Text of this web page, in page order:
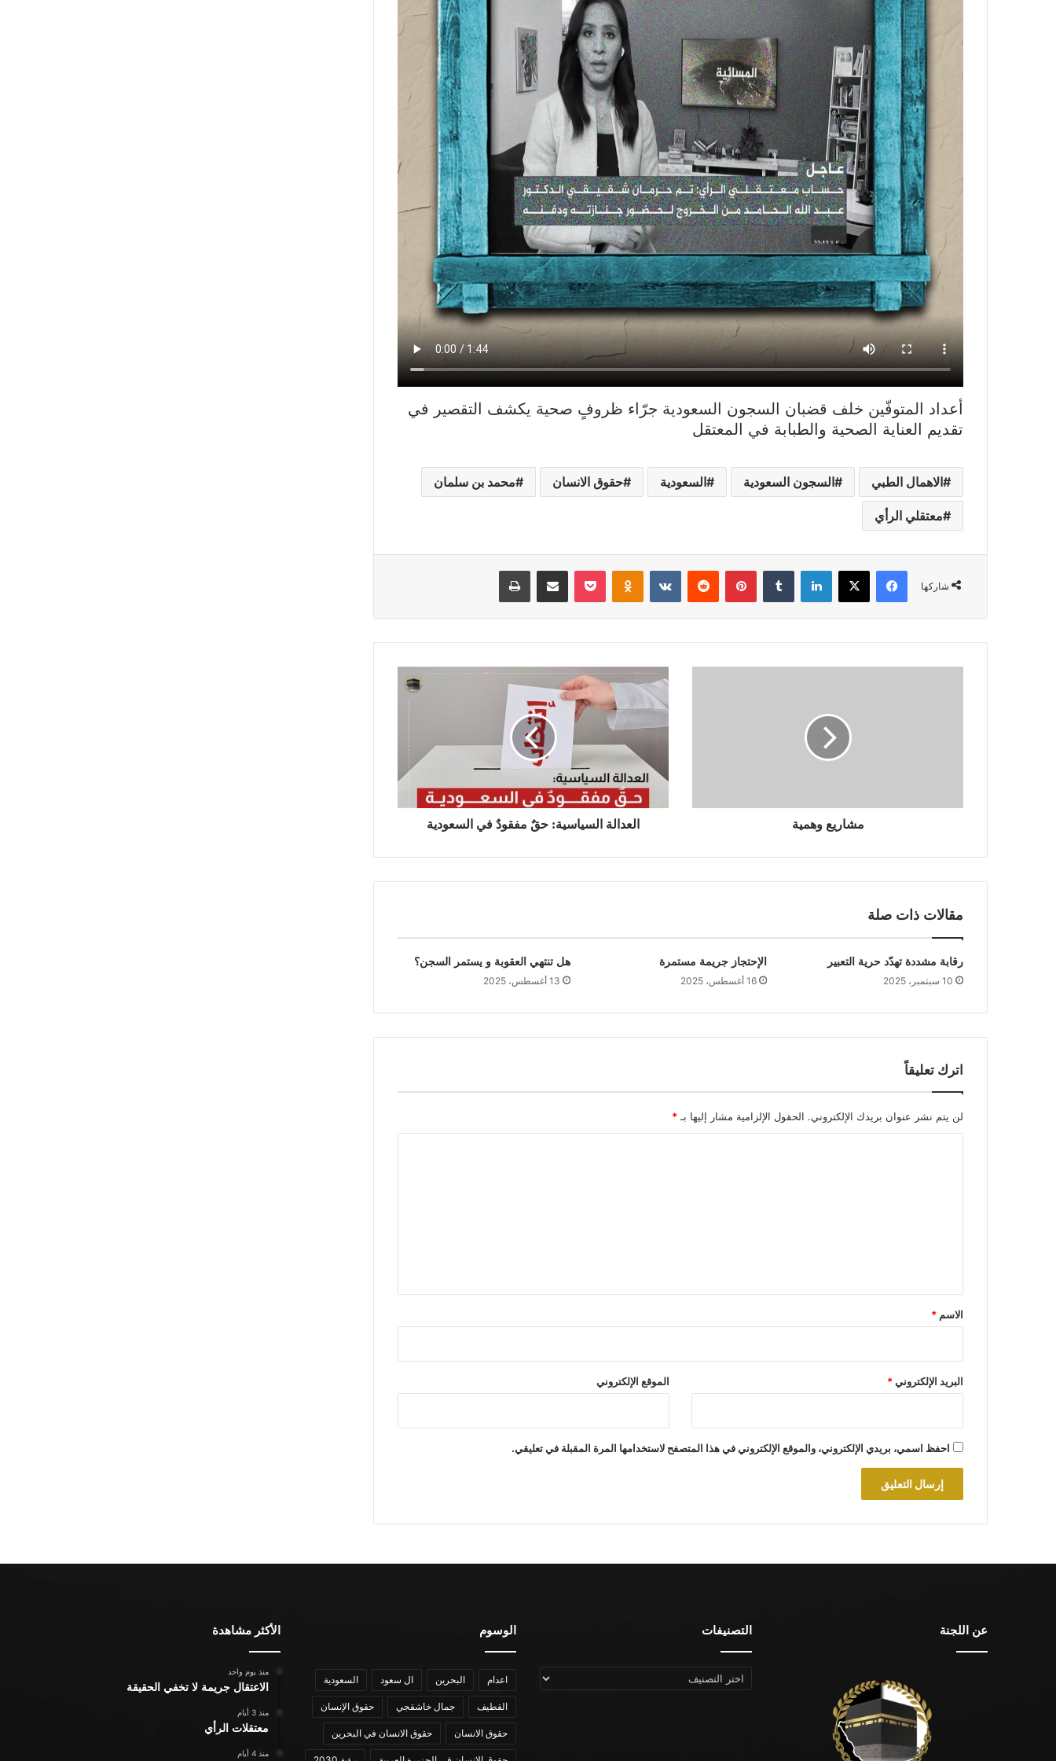
أعداد المتوفّين خلف قضبان السجون السعودية جرّاء ظروفٍ صحية يكشف التقصير في
تقديم العناية الصحية والطبابة في المعتقل
الاهمال الطبي السجون السعودية السعودية حقوق الانسان محمد بن سلمان
معتقلي الرأي
شاركها
فيسبوك X لينكدإن بينتيريست Odnoklassniki
بوكيت مشاركة عبر البريد طباعة
مشاريع وهمية العدالة السياسية: حقٌ مفقودٌ في السعودية
مقالات ذات صلة
رقابة مشددة تهدّد حرية التعبير
10 سبتمبر، 2025
الإحتجاز جريمة مستمرة
16 أغسطس، 2025
هل تنتهي العقوبة و يستمر السجن؟
13 أغسطس، 2025
اترك تعليقاً
لن يتم نشر عنوان بريدك الإلكتروني. الحقول الإلزامية مشار إليها بـ *
*
الاسم *
البريد الإلكتروني* الموقع الإلكتروني
احفظ اسمي، بريدي الإلكتروني، والموقع الإلكتروني في هذا المتصفح لاستخدامها المرة المقبلة في تعليقي.
عن اللجنة التصنيفات
التصنيفات
الوسوم
اعدام البحرين ال سعود السعودية
القطيف جمال خاشقجي حقوق الإنسان
حقوق الانسان حقوق الانسان في البحرين
الأكثر مشاهدة
منذ يوم واحد
الاعتقال جريمة لا تخفي الحقيقة
منذ 3 أيام
معتقلات الرأي
منذ 4 أيام